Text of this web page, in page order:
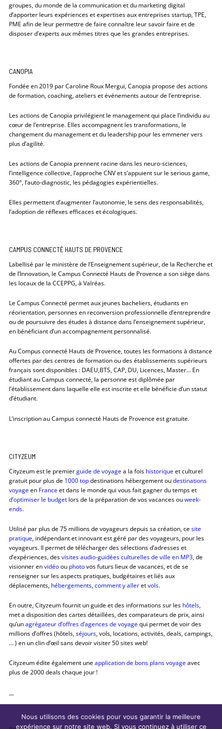
groupes, du monde de la communication et du marketing digital
d’apporter leurs expériences et expertises aux entreprises startup, TPE,
PME afin de leur permettre de faire connaître leur savoir faire et de
disposer d’experts aux mêmes titres que les grandes entreprises.
CANOPIA
Fondée en 2019 par Caroline Roux Mergui, Canopia propose des actions
de formation, coaching, ateliers et événements autour de l’entreprise.
Les actions de Canopia privilégient le management qui place l’individu au
cœur de l’entreprise. Elles accompagnent les transformations, le
changement du management et du leadership pour les emmener vers
plus d’agilité.
Les actions de Canopia prennent racine dans les neuro-sciences,
l’intelligence collective, l’approche CNV et s’appuient sur le serious game,
360°, l’auto-diagnostic, les pédagogies expérientielles.
Elles permettent d’augmenter l’autonomie, le sens des responsabilités,
l’adoption de réflexes efficaces et écologiques.
CAMPUS CONNECTÉ HAUTS DE PROVENCE
Labellisé par le ministère de l’Enseignement supérieur, de la Recherche et
de l’Innovation, le Campus Connecté Hauts de Provence a son siège dans
les locaux de la CCEPPG, à Valréas.
Le Campus Connecté permet aux jeunes bacheliers, étudiants en
réorientation, personnes en reconversion professionnelle d’entreprendre
ou de poursuivre des études à distance dans l’enseignement supérieur,
en bénéficiant d’un accompagnement personnalisé.
Au Compus connecté Hauts de Provence, toutes les formations à distance
offertes par des centres de formation ou des établissements supérieurs
français sont disponibles : DAEU,BTS, CAP, DU, Licences, Master… En
étudiant au Campus connecté, la personne est diplômée par
l’établissement dans laquelle elle est inscrite et elle bénéficie d’un statut
d’étudiant.
L’inscription au Campus connecté Hauts de Provence est gratuite.
CITYZEUM
Cityzeum est le premierguide de voyagea la fois historiqueet culturel
gratuit pour plus de 1000 topdestinations hébergement oudestinations
voyageen Franceet dans le monde qui vous fait gagner du temps et
d’optimiser le budget lors de la préparation de vos vacances ouweek-
ends.
Utilisé par plus de 75 millions de voyageurs depuis sa création, cesite
pratique , indépendant et innovant est géré par des voyageurs, pour les
voyageurs. Il permet de télécharger des sélections d’adresses et
d’expériences, desvisites audio-guidées culturelles de ville en MP3 , de
visionner envidéoou photovos futurs lieux de vacances, et de se
renseigner sur les aspects pratiques, budgétaires et liés aux
déplacements, hébergements ,comment y alleretvols.
En outre, Cityzeum fournit un guide et des informations sur les hôtels
met a disposition des cartes détaillées, des comparateurs de prix, ainsi
qu’unagrégateur d’offres d’agences de voyagequi permet de voir des
millions d’offres (hôtels,séjours , vols, locations, activités, deals, campings,
… ) en un clin d’œil sans devoir visiter 50 sites web!
Cityzeum édite également uneapplication de bons plans voyageavec
plus de 2000 deals chaque jour !
Nous utilisons des cookies pour vous garantir la meilleure
expérience sur notre site web. Si vous continuez à utiliser ce